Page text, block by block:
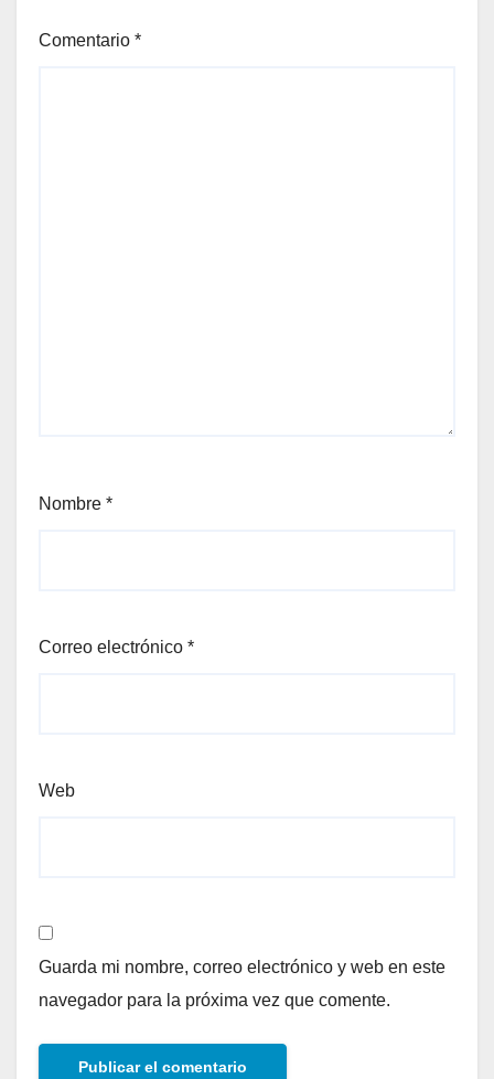
Comentario *
Nombre *
Correo electrónico *
Web
Guarda mi nombre, correo electrónico y web en este
navegador para la próxima vez que comente.